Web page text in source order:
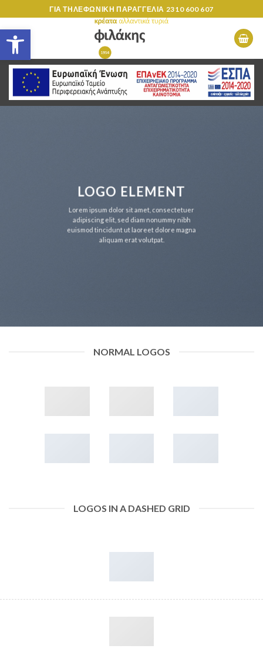
Ανοίξτε τη γραμμή εργαλείων
to
content
ΓΙΑ ΤΗΛΕΦΩΝΙΚΗ ΠΑΡΑΓΓΕΛΙΑ 2310 600 607
LOGO ELEMENT
Lorem ipsum dolor sit amet, consectetuer
adipiscing elit, sed diam nonummy nibh
euismod tincidunt ut laoreet dolore magna
aliquam erat volutpat.
NORMAL LOGOS
LOGOS IN A DASHED GRID